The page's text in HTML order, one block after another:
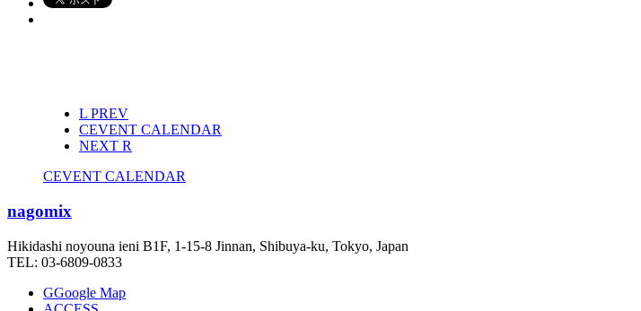
L PREV
CEVENT CALENDAR
NEXT R
CEVENT CALENDAR
nagomix
Hikidashi noyouna ieni B1F, 1-15-8 Jinnan, Shibuya-ku, Tokyo, Japan
TEL: 03-6809-0833
GGoogle Map